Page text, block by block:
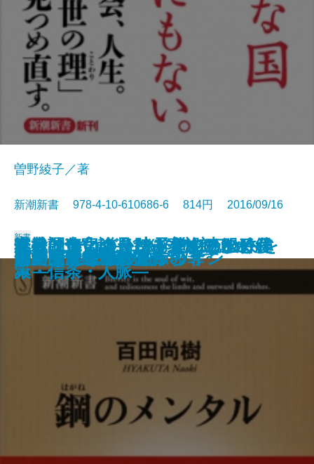
会社はいつ道を踏み外すのか―経
済事件10の深層―
医学の勝利が国家を滅ぼす
反・民主主義論
本当に偉いのか―あまのじゃく偉
人伝―
フランスはどう少子化を克服した
か
スジ論
バカざんまい
ブッダと法然
爆発的進化論―1％の奇跡がヒトを
作った―
日本人の甘え
曽野綾子／著
新潮新書 978-4-10-610686-6 814円 2016/09/16
新書
鋼のメンタル
〈新版〉総理の値打ち
ヒラリー・クリントン―その政
策・信条・人脈―
歴史問題の正解
デジタル食品の恐怖
家裁調査官は見た―家族のしがら
み―
ゴジラとエヴァンゲリオン
ヤクザになる理由
日本的ナルシシズムの罪
広島はすごい